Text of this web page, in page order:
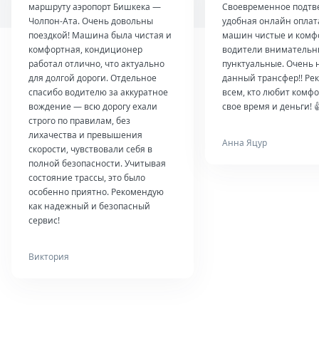
маршруту аэропорт Бишкека —
Чолпон-Ата. Очень довольны
поездкой! Машина была чистая и
комфортная, кондиционер
работал отлично, что актуально
для долгой дороги. Отдельное
спасибо водителю за аккуратное
вождение — всю дорогу ехали
строго по правилам, без
лихачества и превышения
скорости, чувствовали себя в
полной безопасности. Учитывая
состояние трассы, это было
особенно приятно. Рекомендую
как надежный и безопасный
сервис!
Виктория
Своевременное
удобная онлайн
машин чистые и
водители
пунктуальные. Очень
данный трансфер!!
всем, кто любит
свое время и деньги!
Анна Яцур